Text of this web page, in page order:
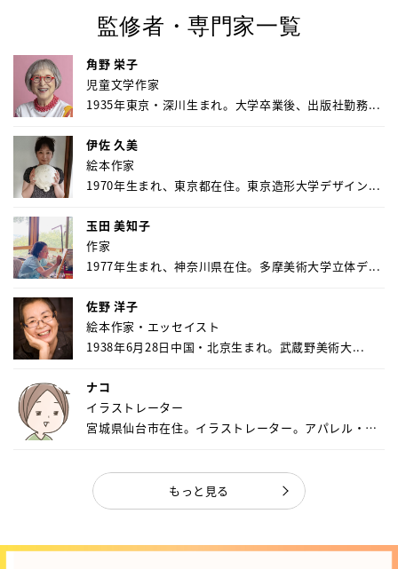
監修者・専門家一覧
角野 栄子
児童文学作家
1935年東京・深川生まれ。大学卒業後、出版社勤務...
伊佐 久美
絵本作家
1970年生まれ、東京都在住。東京造形大学デザイン...
玉田 美知子
作家
1977年生まれ、神奈川県在住。多摩美術大学立体デ...
佐野 洋子
絵本作家・エッセイスト
1938年6月28日中国・北京生まれ。武蔵野美術大...
ナコ
イラストレーター
宮城県仙台市在住。イラストレーター。アパレル・キ
もっと見る